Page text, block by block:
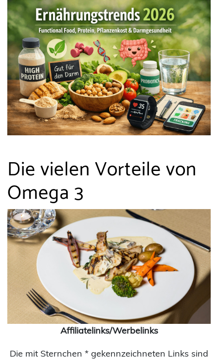
Die vielen Vorteile von
Omega 3
Affiliatelinks/Werbelinks
Die mit Sternchen * gekennzeichneten Links sind